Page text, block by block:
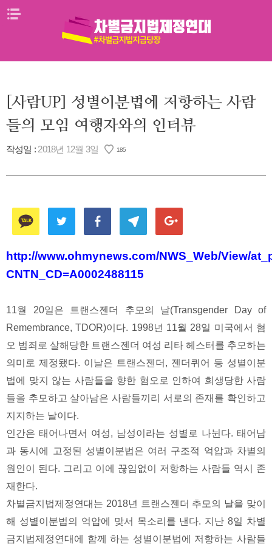
Skip
[사람UP] 성별이분법에 저항하는 사람
들의 모임 여행자와의 인터뷰
작성일 : 2018년 12월 3일 185
http://www.ohmynews.com/NWS_Web/View/
CNTN_CD=A0002488115
11월 20일은 트랜스젠더 추모의 날(Transgender Day of
Remembrance, TDOR)이다. 1998년 11월 28일 미국에서 혐
오 범죄로 살해당한 트랜스젠더 여성 리타 헤스터를 추모하는
의미로 제정됐다. 이날은 트랜스젠더, 젠더퀴어 등 성별이분
법에 맞지 않는 사람들을 향한 혐오로 인하여 희생당한 사람
들을 추모하고 살아남은 사람들끼리 서로의 존재를 확인하고
지지하는 날이다.
인간은 태어나면서 여성, 남성이라는 성별로 나뉜다. 태어남
과 동시에 고정된 성별이분법은 여러 구조적 억압과 차별의
원인이 된다. 그리고 이에 끊임없이 저항하는 사람들 역시 존
재한다.
차별금지법제정연대는 2018년 트랜스젠더 추모의 날을 맞이
해 성별이분법의 억압에 맞서 목소리를 낸다. 지난 8일 차별
금지법제정연대에 함께 하는 성별이분법에 저항하는 사람들